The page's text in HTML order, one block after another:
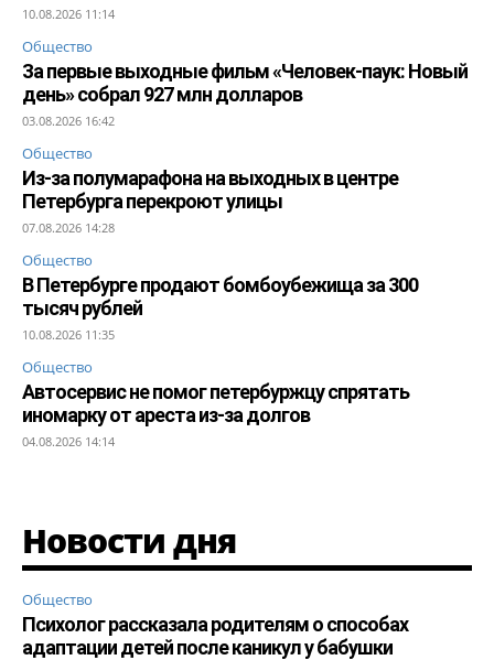
10.08.2026 11:14
Общество
За первые выходные фильм «Человек-паук: Новый
день» собрал 927 млн долларов
03.08.2026 16:42
Общество
Из-за полумарафона на выходных в центре
Петербурга перекроют улицы
07.08.2026 14:28
Общество
В Петербурге продают бомбоубежища за 300
тысяч рублей
10.08.2026 11:35
Общество
Автосервис не помог петербуржцу спрятать
иномарку от ареста из-за долгов
04.08.2026 14:14
Новости дня
Общество
Психолог рассказала родителям о способах
адаптации детей после каникул у бабушки